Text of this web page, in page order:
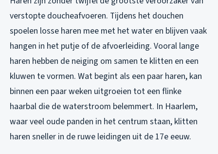
verstopte doucheafvoeren. Tijdens het douchen
spoelen losse haren mee met het water en blijven vaak
hangen in het putje of de afvoerleiding. Vooral lange
haren hebben de neiging om samen te klitten en een
kluwen te vormen. Wat begint als een paar haren, kan
binnen een paar weken uitgroeien tot een flinke
haarbal die de waterstroom belemmert. In Haarlem,
waar veel oude panden in het centrum staan, klitten
haren sneller in de ruwe leidingen uit de 17e eeuw.